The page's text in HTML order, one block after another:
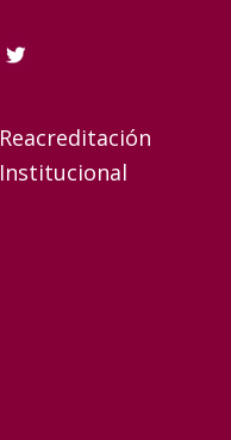
Reacreditación
Institucional